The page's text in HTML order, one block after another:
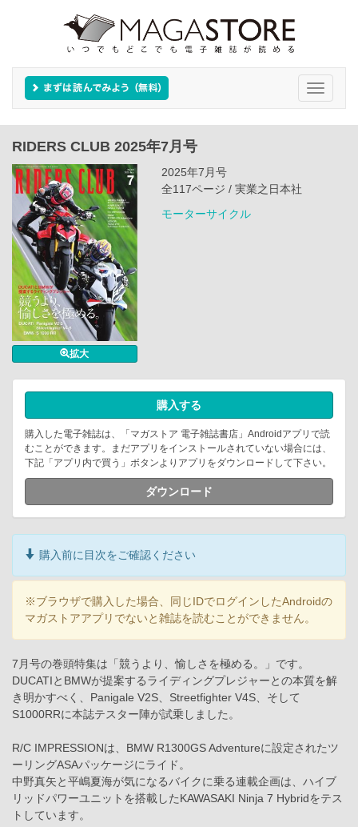
Toggle
RIDERS CLUB 2025年7月号
拡大
2025年7月号
全117ページ / 実業之日本社
モーターサイクル
購入する
購入した電子雑誌は、「マガストア 電子雑誌書店」Androidアプリで読
むことができます。まだアプリをインストールされていない場合には、
下記「アプリ内で買う」ボタンよりアプリをダウンロードして下さい。
ダウンロード
購入前に目次をご確認ください
※ブラウザで購入した場合、同じIDでログインしたAndroidの
マガストアアプリでないと雑誌を読むことができません。
7月号の巻頭特集は「競うより、愉しさを極める。」です。
DUCATIとBMWが提案するライディングプレジャーとの本質を解
き明かすべく、Panigale V2S、Streetfighter V4S、そして
S1000RRに本誌テスター陣が試乗しました。
R/C IMPRESSIONは、BMW R1300GS Adventureに設定されたツ
ーリングASAパッケージにライド。
中野真矢と平嶋夏海が気になるバイクに乗る連載企画は、ハイブ
リッドパワーユニットを搭載したKAWASAKI Ninja 7 Hybridをテス
トしています。